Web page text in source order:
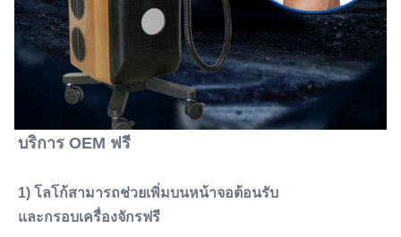
บริการ OEM ฟรี
1) โลโก้สามารถช่วยเพิ่มบนหน้าจอต้อนรับ
และกรอบเครื่องจักรฟรี